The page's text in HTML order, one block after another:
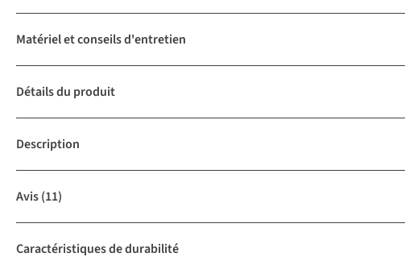
Matériel et conseils d'entretien
Détails du produit
Description
Avis(11)
Caractéristiques de durabilité